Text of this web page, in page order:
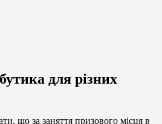
для різних
що за заняття призового місця в